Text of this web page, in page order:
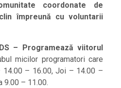
coordonate de
împreună cu voluntarii
– Programează viitorul
micilor programatori care
– 16.00, Joi – 14.00 –
9.00 – 11.00.